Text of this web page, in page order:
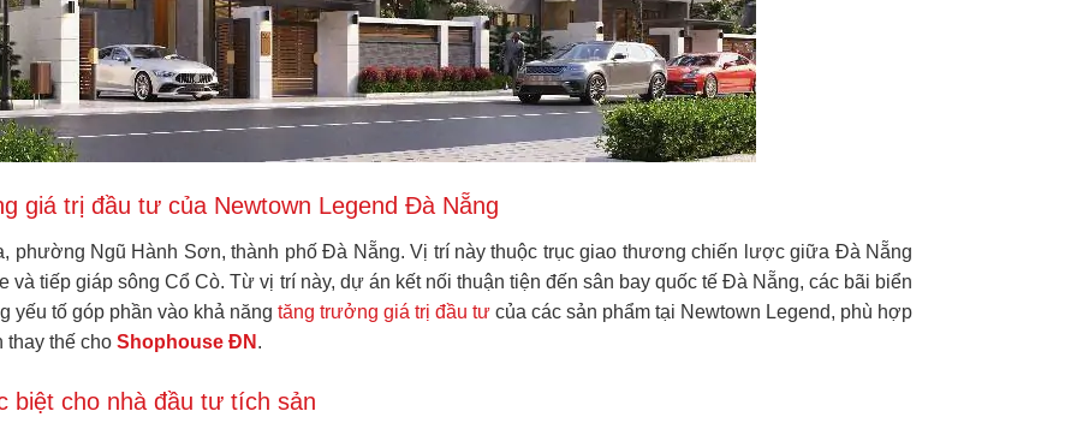
giá trị đầu tư của Newtown Legend Đà Nẵng
phường Ngũ Hành Sơn, thành phố Đà Nẵng. Vị trí này thuộc trục giao thương chiến lược giữa Đà Nẵng
tiếp giáp sông Cổ Cò. Từ vị trí này, dự án kết nối thuận tiện đến sân bay quốc tế Đà Nẵng, các bãi biển
yếu tố góp phần vào khả năng tăng trưởng giá trị đầu tư của các sản phẩm tại Newtown Legend, phù hợp
thay thế cho Shophouse ĐN .
biệt cho nhà đầu tư tích sản